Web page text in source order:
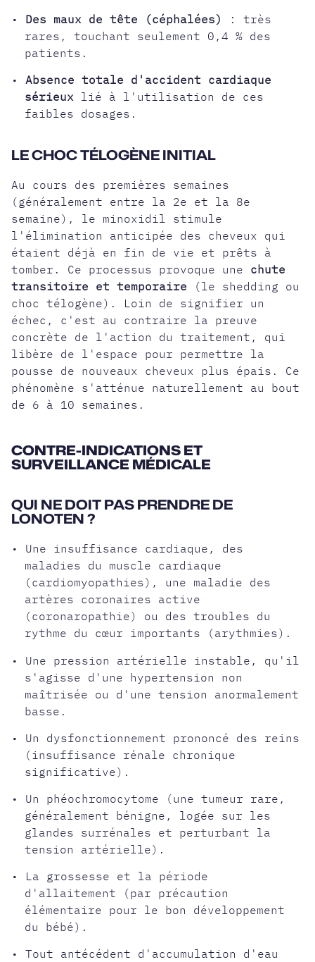
• Des maux de tête (céphalées)
: très
rares, touchant seulement 0,4 % des
patients.
• Absence totale d'accident cardiaque
sérieux lié à l'utilisation de ces
faibles dosages.
LE CHOC TÉLOGÈNE INITIAL
Au cours des premières semaines
(généralement entre la 2e et la 8e
semaine), le minoxidil stimule
l'élimination anticipée des cheveux qui
étaient déjà en fin de vie et prêts à
tomber. Ce processus provoque une chute
transitoire et temporaire (le shedding ou
choc télogène). Loin de signifier un
échec, c'est au contraire la preuve
concrète de l'action du traitement, qui
libère de l'espace pour permettre la
pousse de nouveaux cheveux plus épais. Ce
phénomène s'atténue naturellement au bout
de 6 à 10 semaines.
CONTRE-INDICATIONS ET
SURVEILLANCE MÉDICALE
QUI NE DOIT PAS PRENDRE DE
LONOTEN ?
• Une insuffisance cardiaque, des
maladies du muscle cardiaque
(cardiomyopathies), une maladie des
artères coronaires active
(coronaropathie) ou des troubles du
rythme du cœur importants (arythmies).
• Une pression artérielle instable, qu'il
s'agisse d'une hypertension non
maîtrisée ou d'une tension anormalement
basse.
• Un dysfonctionnement prononcé des reins
(insuffisance rénale chronique
significative).
• Un phéochromocytome (une tumeur rare,
généralement bénigne, logée sur les
glandes surrénales et perturbant la
tension artérielle).
• La grossesse et la période
d'allaitement (par précaution
élémentaire pour le bon développement
du bébé).
• Tout antécédent d'accumulation d'eau